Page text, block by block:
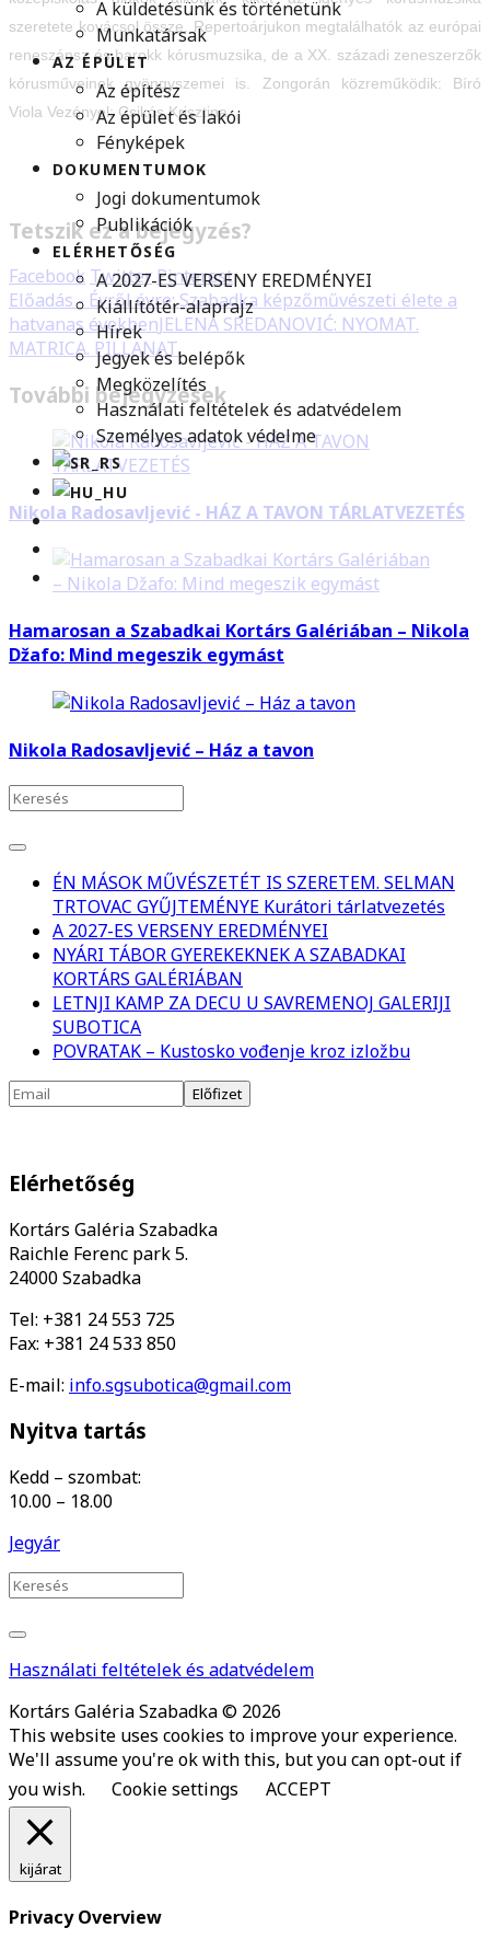
A küldetésünk és történetünk
Munkatársak
AZ ÉPÜLET
Az építész
Az épület és lakói
Fényképek
DOKUMENTUMOK
Jogi dokumentumok
Publikációk
ELÉRHETŐSÉG
A 2027-ES VERSENY EREDMÉNYEI
Kiállítótér-alaprajz
Hírek
Jegyek és belépők
Megközelítés
Használati feltételek és adatvédelem
Személyes adatok védelme
szeretete kovácsol össze. Repertoárjukon megtalálhatók az európai
reneszánsz és barokk kórusmuzsika, de a XX. századi zeneszerzők
kórusműveinek gyöngyszemei is. Zongorán közreműködik: Bíró
Viola Vezényel: Csikós Krisztina
Tetszik ez a bejegyzés?
Facebook Twitter Pinterest
Előadás - Évről évre: Szabadka képzőművészeti élete a
hatvanas évekbenJELENA SREDANOVIĆ: NYOMAT.
MATRICA. PILLANAT.
További bejegyzések
Nikola Radosavljević - HÁZ A TAVON TÁRLATVEZETÉS
Hamarosan a Szabadkai Kortárs Galériában – Nikola
Džafo: Mind megeszik egymást
Nikola Radosavljević – Ház a tavon
ÉN MÁSOK MŰVÉSZETÉT IS SZERETEM. SELMAN
TRTOVAC GYŰJTEMÉNYE Kurátori tárlatvezetés
A 2027-ES VERSENY EREDMÉNYEI
NYÁRI TÁBOR GYEREKEKNEK A SZABADKAI
KORTÁRS GALÉRIÁBAN
LETNJI KAMP ZA DECU U SAVREMENOJ GALERIJI
SUBOTICA
POVRATAK – Kustosko vođenje kroz izložbu
Elérhetőség
Kortárs Galéria Szabadka
Raichle Ferenc park 5.
24000 Szabadka
Tel: +381 24 553 725
Fax: +381 24 533 850
E-mail: info.sgsubotica@gmail.com
Nyitva tartás
Kedd – szombat:
10.00 – 18.00
Jegyár
Használati feltételek és adatvédelem
Kortárs Galéria Szabadka © 2026
This website uses cookies to improve your experience.
We'll assume you're ok with this, but you can opt-out if
you wish.
Cookie settings ACCEPT
kijárat
Privacy Overview